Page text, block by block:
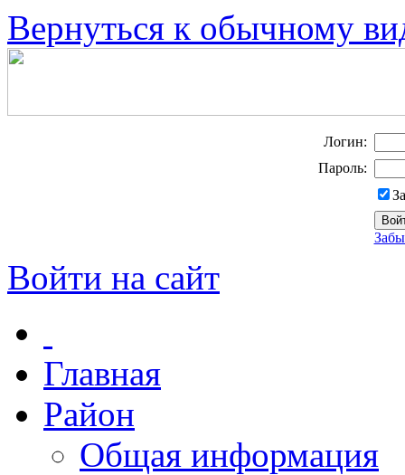
Вернуться к обычному
Логин:
Пароль:
Войти на сайт
Главная
Район
Общая информация